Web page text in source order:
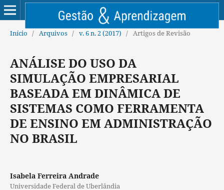
Início / Arquivos / v. 6 n. 2 (2017) / Artigos de Revisão
ANÁLISE DO USO DA
SIMULAÇÃO EMPRESARIAL
BASEADA EM DINÂMICA DE
SISTEMAS COMO FERRAMENTA
DE ENSINO EM ADMINISTRAÇÃO
NO BRASIL
Isabela Ferreira Andrade
Universidade Federal de Uberlândia